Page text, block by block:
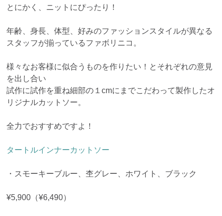
とにかく、ニットにぴったり！
年齢、身長、体型、好みのファッションスタイルが異なる
スタッフが揃っているファボリニコ。
様々なお客様に似合うものを作りたい！とそれぞれの意見
を出し合い
試作に試作を重ね細部の１cmにまでこだわって製作したオ
リジナルカットソー。
全力でおすすめですよ！
タートルインナーカットソー
・スモーキーブルー、杢グレー、ホワイト、ブラック
¥5,900（¥6,490）